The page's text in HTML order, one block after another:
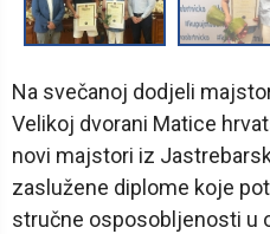
Na svečanoj dodjeli
Velikoj dvorani Matice
novi majstori iz
zaslužene diplome koje
stručne osposobljenosti u